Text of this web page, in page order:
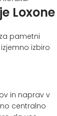
Loxone
pametni
izbiro
in naprav v
centralno